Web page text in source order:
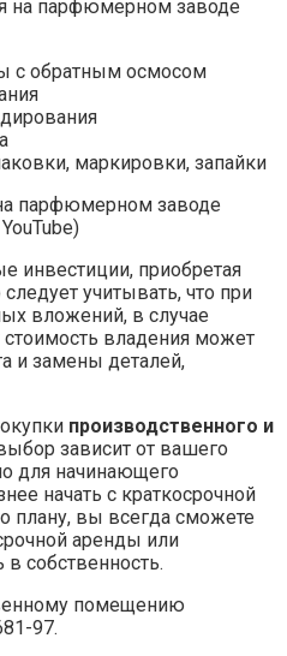
с обратным осмосом
маркировки, запайки
парфюмерном заводе
инвестиции, приобретая
учитывать, что при
вложений, в случае
владения может
и замены деталей,
производственного и
зависит от вашего
для начинающего
начать с краткосрочной
плану, вы всегда сможете
аренды или
собственность.
помещению
97.